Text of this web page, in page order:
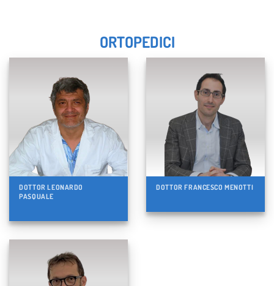
ORTOPEDICI
DOTTOR LEONARDO
PASQUALE
DOTTOR FRANCESCO MENOTTI